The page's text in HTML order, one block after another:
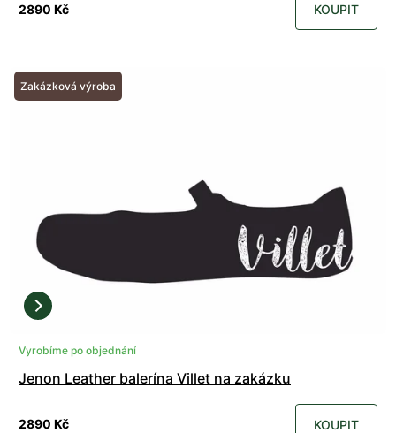
2890 Kč KOUPIT
Zakázková výroba
Vyrobíme po objednání
Jenon Leather balerína Villet na zakázku
2890 Kč KOUPIT